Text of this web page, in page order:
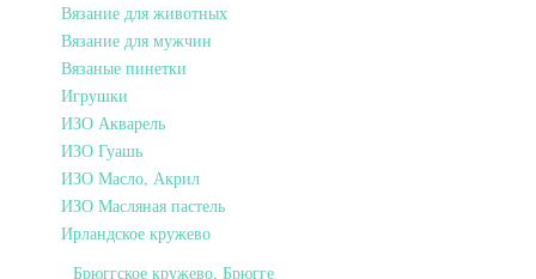
Вязание для животных
Вязание для мужчин
Вязаные пинетки
Игрушки
ИЗО Акварель
ИЗО Гуашь
ИЗО Масло, Акрил
ИЗО Масляная пастель
Ирландское кружево
Брюггское кружево, Брюгге